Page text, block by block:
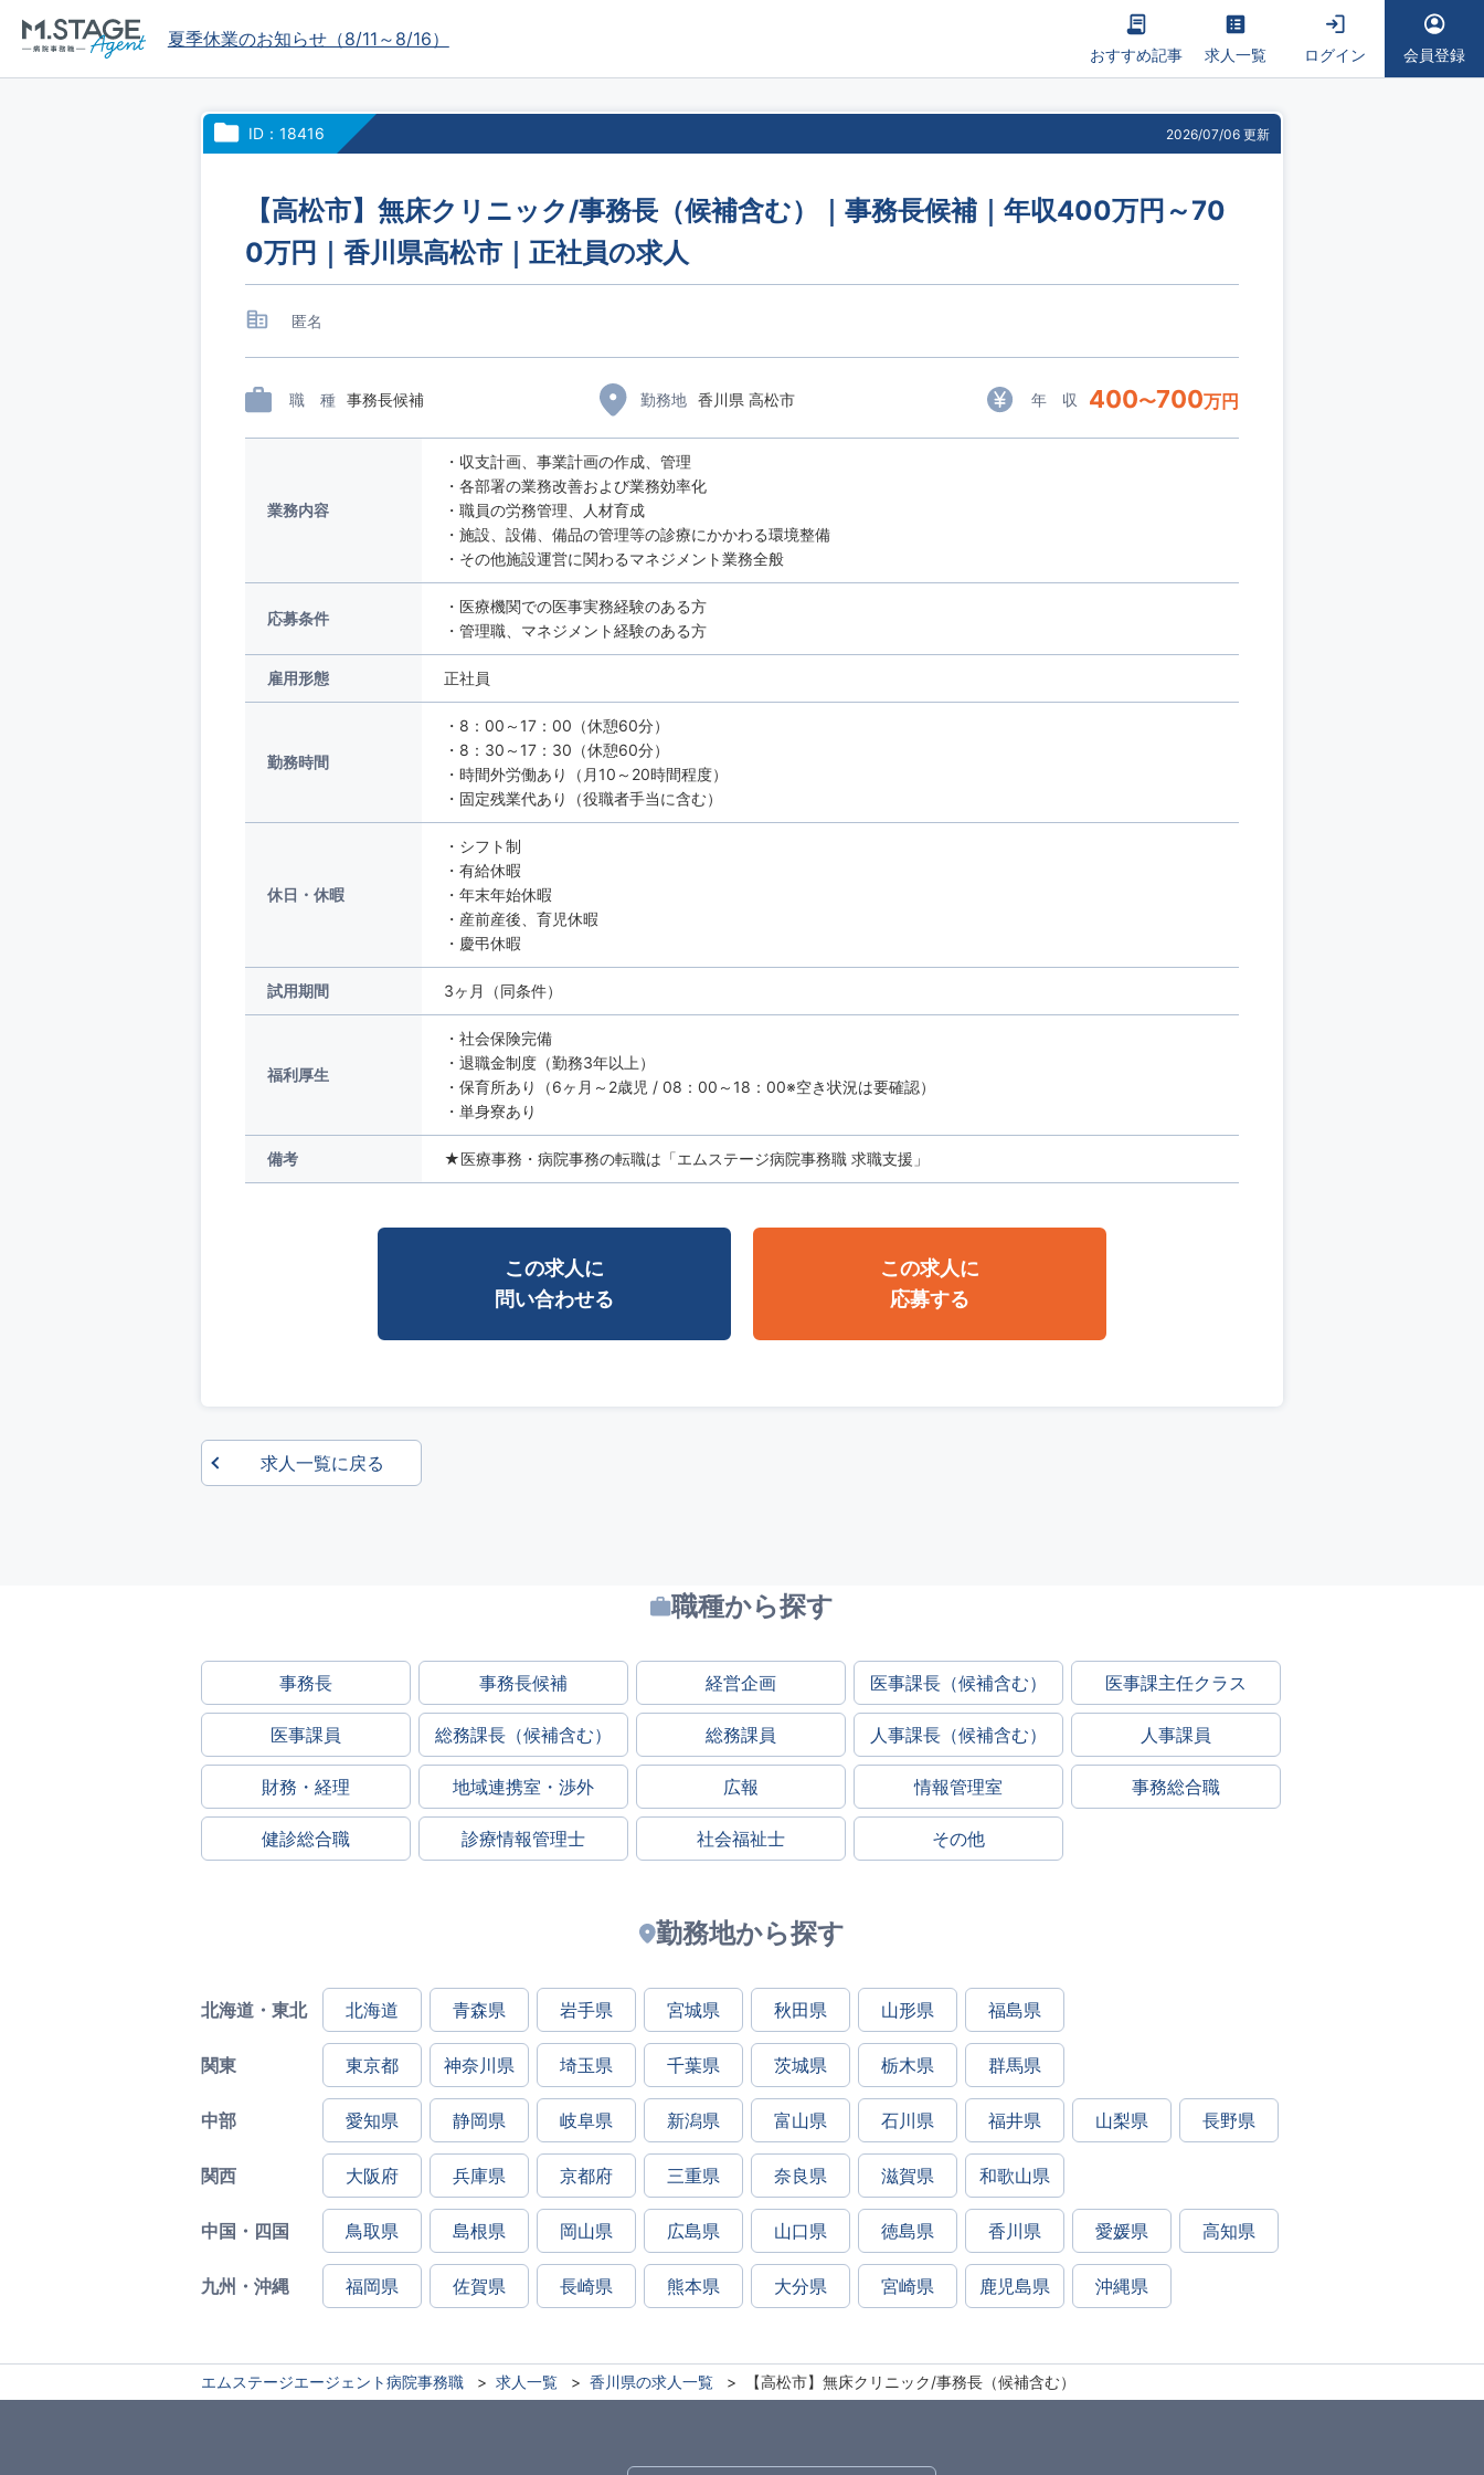
夏季休業のお知らせ（8/11～8/16）
おすすめ記事 求人一覧 ログイン 会員登録
ID：18416 2026/07/06 更新
【高松市】無床クリニック/事務長（候補含む）｜事務長候補｜年収400万円～70
0万円｜香川県高松市｜正社員の求人
匿名
職 種 事務長候補 勤務地 香川県 高松市 年 収 400〜700万円
業務内容
・収支計画、事業計画の作成、管理
・各部署の業務改善および業務効率化
・職員の労務管理、人材育成
・施設、設備、備品の管理等の診療にかかわる環境整備
・その他施設運営に関わるマネジメント業務全般
応募条件
・医療機関での医事実務経験のある方
・管理職、マネジメント経験のある方
雇用形態 正社員
勤務時間
・8：00～17：00（休憩60分）
・8：30～17：30（休憩60分）
・時間外労働あり（月10～20時間程度）
・固定残業代あり（役職者手当に含む）
休日・休暇
・シフト制
・有給休暇
・年末年始休暇
・産前産後、育児休暇
・慶弔休暇
試用期間 3ヶ月（同条件）
福利厚生
・社会保険完備
・退職金制度（勤務3年以上）
・保育所あり（6ヶ月～2歳児 / 08：00～18：00※空き状況は要確認）
・単身寮あり
備考 ★医療事務・病院事務の転職は「エムステージ病院事務職 求職支援」
この求人に
問い合わせる
この求人に
応募する
求人一覧に戻る
職種から探す
事務長 事務長候補 経営企画 医事課長（候補含む） 医事課主任クラス
医事課員 総務課長（候補含む） 総務課員 人事課長（候補含む） 人事課員
財務・経理 地域連携室・渉外 広報 情報管理室 事務総合職
健診総合職 診療情報管理士 社会福祉士 その他
勤務地から探す
北海道・東北 北海道 青森県 岩手県 宮城県 秋田県 山形県 福島県
関東 東京都 神奈川県 埼玉県 千葉県 茨城県 栃木県 群馬県
中部 愛知県 静岡県 岐阜県 新潟県 富山県 石川県 福井県 山梨県 長野県
関西 大阪府 兵庫県 京都府 三重県 奈良県 滋賀県 和歌山県
中国・四国 鳥取県 島根県 岡山県 広島県 山口県 徳島県 香川県 愛媛県 高知県
九州・沖縄 福岡県 佐賀県 長崎県 熊本県 大分県 宮崎県 鹿児島県 沖縄県
エムステージエージェント病院事務職 求人一覧 香川県の求人一覧 【高松市】無床クリニック/事務長（候補含む）